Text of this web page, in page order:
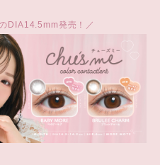
DIA14.5mm発売！／